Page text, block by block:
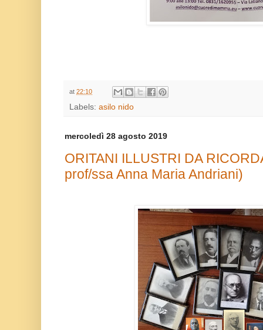
at 22:10
Labels: asilo nido
mercoledì 28 agosto 2019
ORITANI ILLUSTRI DA
prof/ssa Anna Maria Andriani)